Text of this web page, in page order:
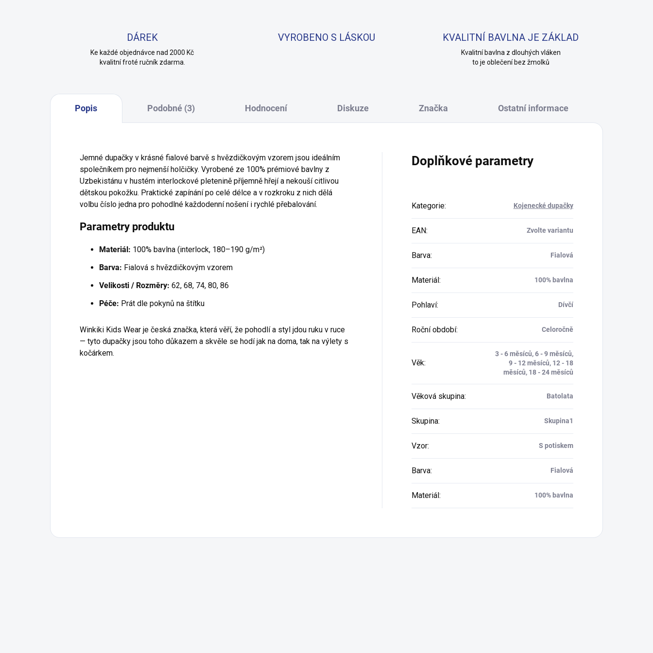
DÁREK
Ke každé objednávce nad 2000 Kč
kvalitní froté ručník zdarma.
VYROBENO S LÁSKOU KVALITNÍ BAVLNA JE ZÁKLAD
Kvalitní bavlna z dlouhých vláken
to je oblečení bez žmolků
Popis Podobné (3) Hodnocení Diskuze Značka Ostatní informace
Jemné dupačky v krásné fialové barvě s hvězdičkovým vzorem jsou ideálním
společníkem pro nejmenší holčičky. Vyrobené ze 100% prémiové bavlny z
Uzbekistánu v hustém interlockové pletenině příjemně hřejí a nekouší citlivou
dětskou pokožku. Praktické zapínání po celé délce a v rozkroku z nich dělá
volbu číslo jedna pro pohodlné každodenní nošení i rychlé přebalování.
Parametry produktu
Materiál: 100% bavlna (interlock, 180–190 g/m²)
Barva: Fialová s hvězdičkovým vzorem
Velikosti / Rozměry: 62, 68, 74, 80, 86
Péče: Prát dle pokynů na štítku
Winkiki Kids Wear je česká značka, která věří, že pohodlí a styl jdou ruku v ruce
— tyto dupačky jsou toho důkazem a skvěle se hodí jak na doma, tak na výlety s
kočárkem.
Doplňkové parametry
Kategorie: Kojenecké dupačky
EAN: Zvolte variantu
Barva: Fialová
Materiál : 100% bavlna
Pohlaví: Dívčí
Roční období: Celoročně
Věk:
3 - 6 měsíců, 6 - 9 měsíců,
9 - 12 měsíců, 12 - 18
měsíců, 18 - 24 měsíců
Věková skupina: Batolata
Skupina: Skupina1
Vzor: S potiskem
Barva: Fialová
Materiál : 100% bavlna